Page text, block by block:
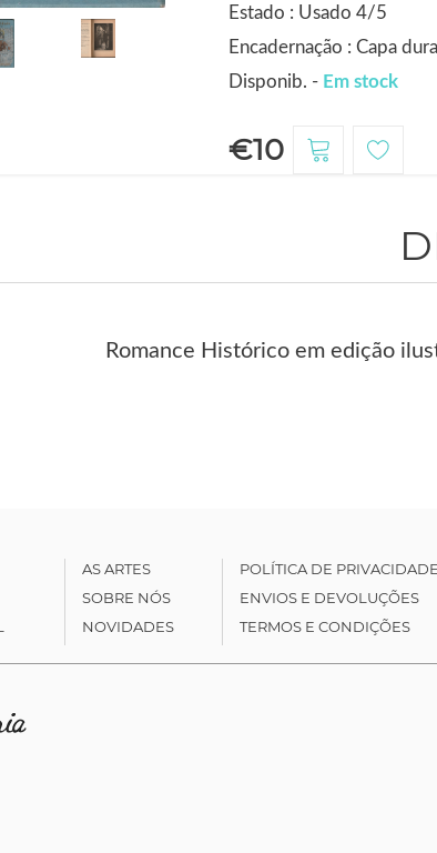
Estado : Usado 4/5
Encadernação : Capa dura
Disponib. - Em stock
€10
Romance Histórico em edição
AS ARTES
SOBRE NÓS
NOVIDADES
POLÍTICA DE PRIVACIDADE
ENVIOS E DEVOLUÇÕES
TERMOS E CONDIÇÕES